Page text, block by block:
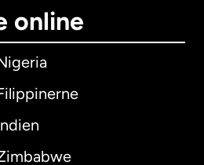
online